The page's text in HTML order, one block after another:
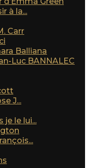
à la...
Carr
Balliana
Luc BANNALEC
J...
le lui...